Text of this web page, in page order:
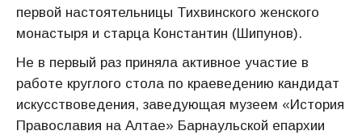
первой настоятельницы Тихвинского женского
монастыря и старца Константин (Шипунов).
Не в первый раз приняла активное участие в
работе круглого стола по краеведению кандидат
искусствоведения, заведующая музеем «История
Православия на Алтае» Барнаульской епархии